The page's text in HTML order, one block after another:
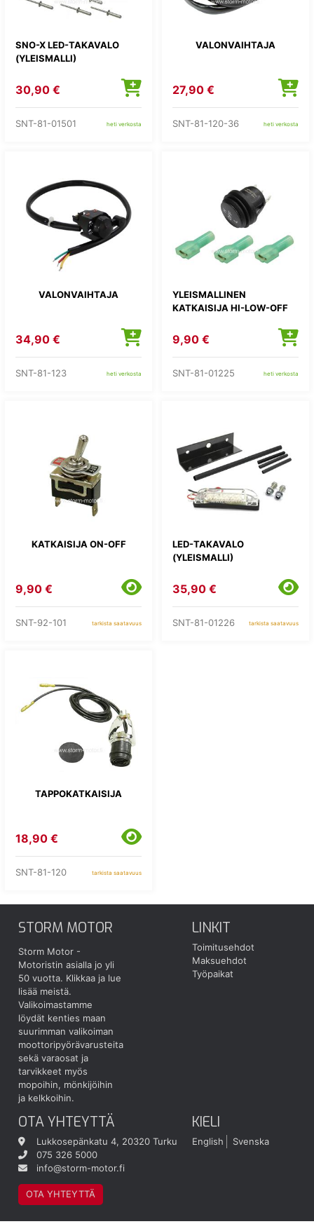
SNO-X LED-TAKAVALO
(YLEISMALLI)
30,90 €
SNT-81-01501 heti verkosta
VALONVAIHTAJA
27,90 €
SNT-81-120-36 heti verkosta
VALONVAIHTAJA
34,90 €
SNT-81-123 heti verkosta
YLEISMALLINEN
KATKAISIJA HI-LOW-OFF
9,90 €
SNT-81-01225 heti verkosta
KATKAISIJA ON-OFF
9,90 €
SNT-92-101 tarkista saatavuus
LED-TAKAVALO
(YLEISMALLI)
35,90 €
SNT-81-01226 tarkista saatavuus
TAPPOKATKAISIJA
18,90 €
SNT-81-120 tarkista saatavuus
STORM MOTOR
Storm Motor -
Motoristin asialla jo yli
50 vuotta. Klikkaa ja lue
lisää meistä.
Valikoimastamme
löydät kenties maan
suurimman valikoiman
moottoripyörävarusteita
sekä varaosat ja
tarvikkeet myös
mopoihin, mönkijöihin
ja kelkkoihin.
LINKIT
Toimitusehdot
Maksuehdot
Työpaikat
OTA YHTEYTTÄ
Lukkosepänkatu 4, 20320 Turku
075 326 5000
info@storm-motor.fi
OTA YHTEYTTÄ
KIELI
English Svenska